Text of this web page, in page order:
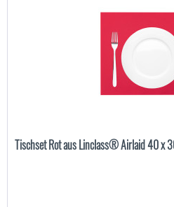
Tischset Rot aus Linclass® Airlaid 40 x